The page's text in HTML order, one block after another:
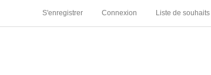
S'enregistrer Connexion Liste de souhaits